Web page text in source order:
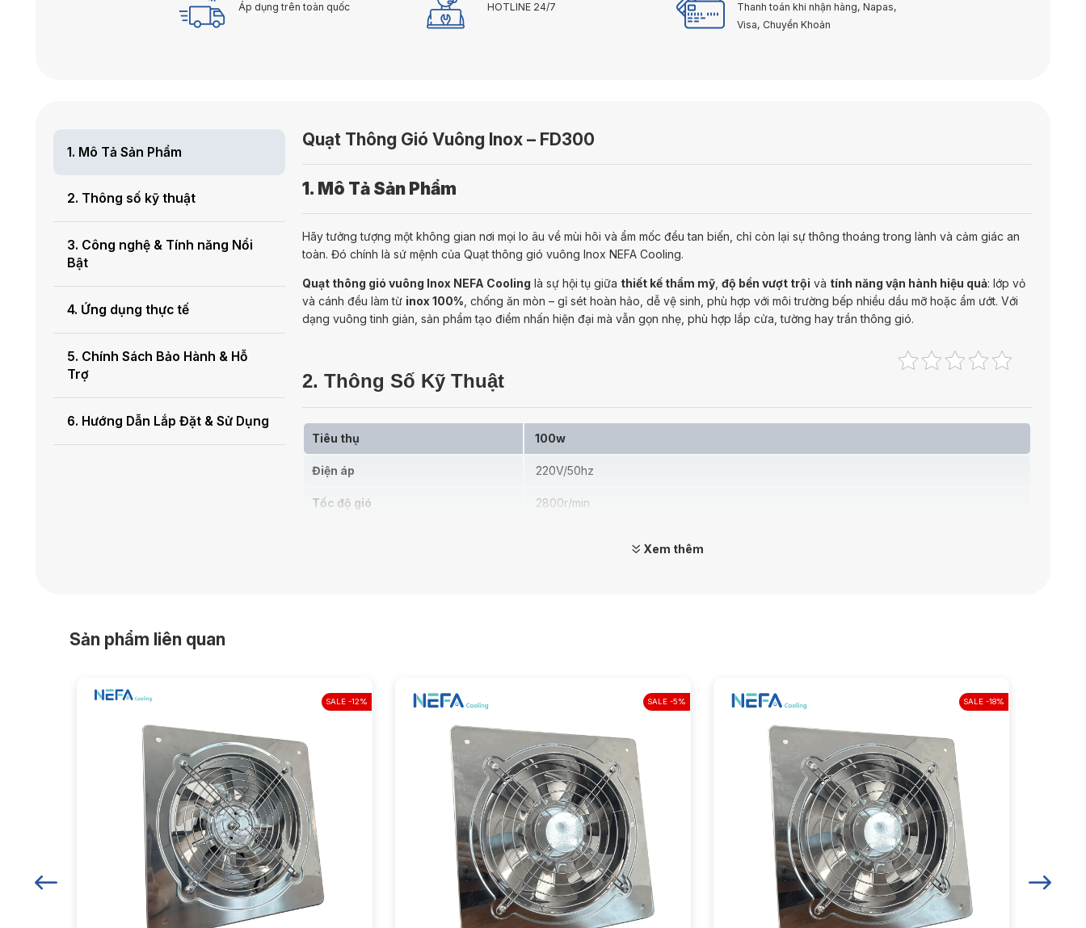
Áp dụng trên toàn quốc HOTLINE 24/7
Thanh toán khi nhận hàng, Napas,
Visa, Chuyển Khoản
1. Mô Tả Sản Phẩm
2. Thông số kỹ thuật
3. Công nghệ & Tính năng Nổi
Bật
4. Ứng dụng thực tế
5. Chính Sách Bảo Hành & Hỗ
Trợ
6. Hướng Dẫn Lắp Đặt & Sử Dụng
Quạt Thông Gió Vuông Inox – FD300
1. Mô Tả Sản Phẩm
Hãy tưởng tượng một không gian nơi mọi lo âu về mùi hôi và ẩm mốc đều tan biến, chỉ còn lại sự thông thoáng trong lành và cảm giác an
toàn. Đó chính là sứ mệnh của Quạt thông gió vuông Inox NEFA Cooling.
Quạt thông gió vuông Inox NEFA Cooling là sự hội tụ giữa thiết kế thẩm mỹ ,độ bền vượt trội và tính năng vận hành hiệu quả: lớp vỏ
và cánh đều làm từ inox 100% , chống ăn mòn – gỉ sét hoàn hảo, dễ vệ sinh, phù hợp với môi trường bếp nhiều dầu mỡ hoặc ẩm ướt. Với
dạng vuông tinh giản, sản phẩm tạo điểm nhấn hiện đại mà vẫn gọn nhẹ, phù hợp lắp cửa, tường hay trần thông gió.
2. Thông Số Kỹ Thuật
Tiêu thụ 100w
Điện áp 220V/50hz
Tốc độ gió 2800r/min
Kích thước mặt
Inox
Bảo hành 2 năm
Thương hiệu NEFA Cooling
Xuất xứ Việt Nam
Nơi sản xuất Trung Quốc
2022
Xem thêm
Sản phẩm liên quan
SALE -12% SALE -5% SALE -18%